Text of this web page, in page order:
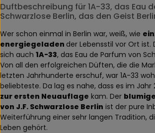
Duftbeschreibung für 1A-33, das Eau
Schwarzlose Berlin, das den Geist
Wer schon einmal in Berlin war, weiß, wie
energiegeladen der Lebensstil vor Ort ist.
sich auch 1A-33, das Eau de Parfum von
Von all den erfolgreichen Düften, die die
letzten Jahrhunderte erschuf, war 1A-33
beliebteste. Da lag es nahe, dass es im Jahr
zur ersten Neuauflage kam. Der
von J.F. Schwarzlose Berlin ist der pure
Weiterführung einer sehr langen Tradition,
Leben gehört.